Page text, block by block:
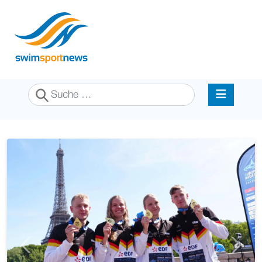
Suchen
Previous Next